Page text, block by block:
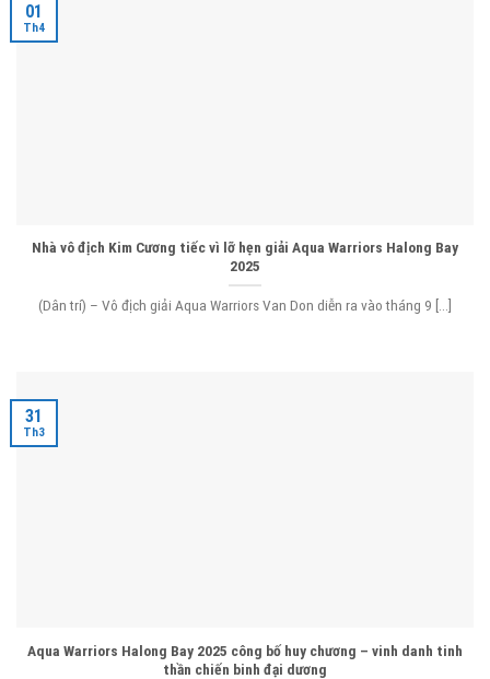
Nhà vô địch Kim Cương tiếc vì lỡ hẹn giải Aqua Warriors Halong Bay
2025
(Dân trí) – Vô địch giải Aqua Warriors Van Don diễn ra vào tháng 9 [...]
01
Th4
Aqua Warriors Halong Bay 2025 công bố huy chương – vinh danh tinh
thần chiến binh đại dương
31
Th3